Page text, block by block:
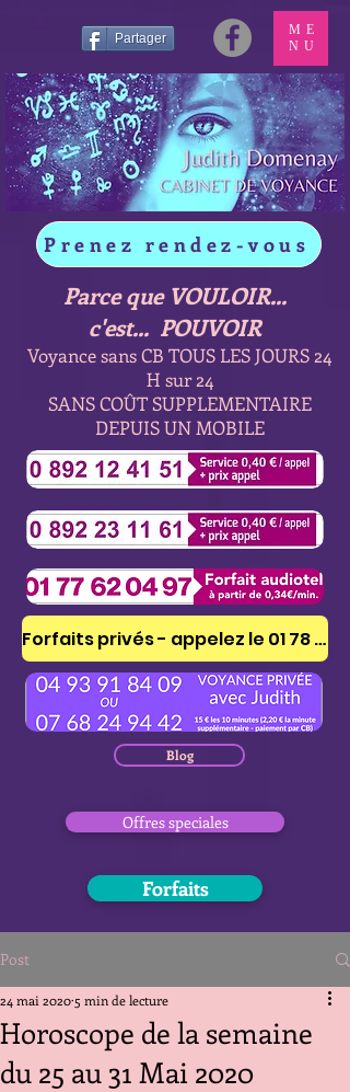
Partager
Prenez rendez-vous
Parce que VOULOIR...
c'est... POUVOIR
Voyance sans CB TOUS LES JOURS 24
H sur 24
SANS COÛT SUPPLEMENTAIRE
DEPUIS UN MOBILE
Blog
Offres speciales
ME
NU
Forfaits
Forfaits privés - appelez le 01 78 41 53 51
Post
Horoscope de la semaine
du 25 au 31 Mai 2020
24 mai 2020 5 min de lecture